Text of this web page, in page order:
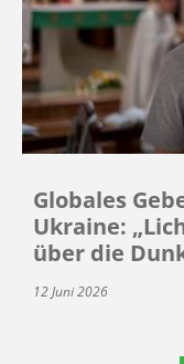
Globales
Ukraine:
über die
12 Juni 2026